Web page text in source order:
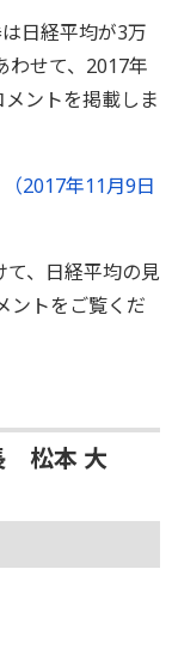
日経平均が3万
わせて、2017年
ントを掲載しま
2017年11月9日
、日経平均の見
ントをご覧くだ
松本 大